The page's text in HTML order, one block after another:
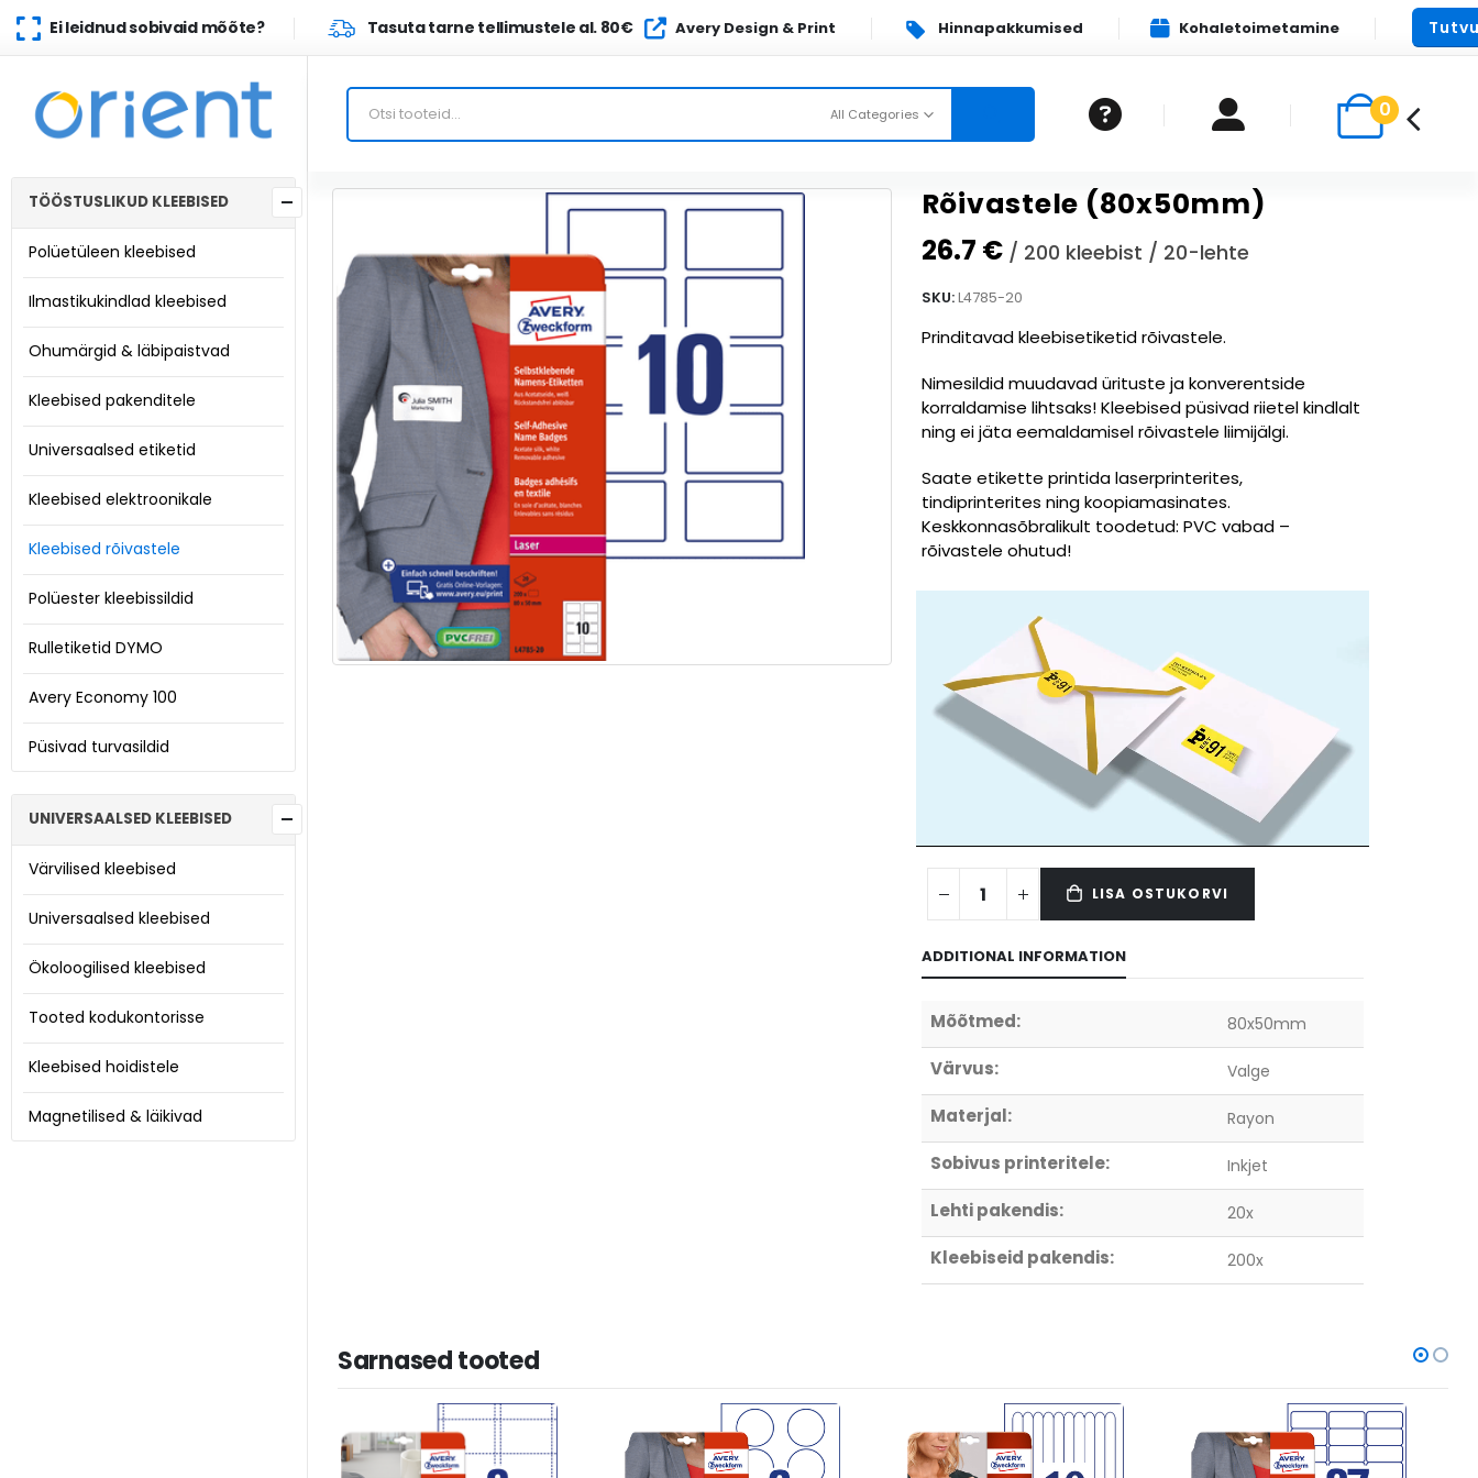
Ei leidnud sobivaid mõõte? Tasuta tarne tellimustele al. 80€ Avery Design & Print Hinnapakkumised Kohaletoimetamine
All Categories 0
Rõivastele (80x50mm)
26.7 € / 200 kleebist / 20-lehte
SKU:L4785-20
Prinditavad kleebisetiketid rõivastele.
Nimesildid muudavad ürituste ja konverentside
korraldamise lihtsaks! Kleebised püsivad riietel kindlalt
ning ei jäta eemaldamisel rõivastele liimijälgi.
Saate etikette printida laserprinterites,
tindiprinterites ning koopiamasinates.
Keskkonnasõbralikult toodetud: PVC vabad –
rõivastele ohutud!
LISA OSTUKORVI
ADDITIONAL INFORMATION
Mõõtmed: 80x50mm
Värvus: Valge
Materjal: Rayon
Sobivus printeritele: Inkjet
Lehti pakendis: 20x
Kleebiseid pakendis: 200x
Sarnased tooted
TÖÖSTUSLIKUD KLEEBISED
Polüetüleen kleebised
Ilmastikukindlad kleebised
Ohumärgid & läbipaistvad
Kleebised pakenditele
Universaalsed etiketid
Kleebised elektroonikale
Kleebised rõivastele
Polüester kleebissildid
Rulletiketid DYMO
Avery Economy 100
Püsivad turvasildid
UNIVERSAALSED KLEEBISED
Värvilised kleebised
Universaalsed kleebised
Ökoloogilised kleebised
Tooted kodukontorisse
Kleebised hoidistele
Magnetilised & läikivad